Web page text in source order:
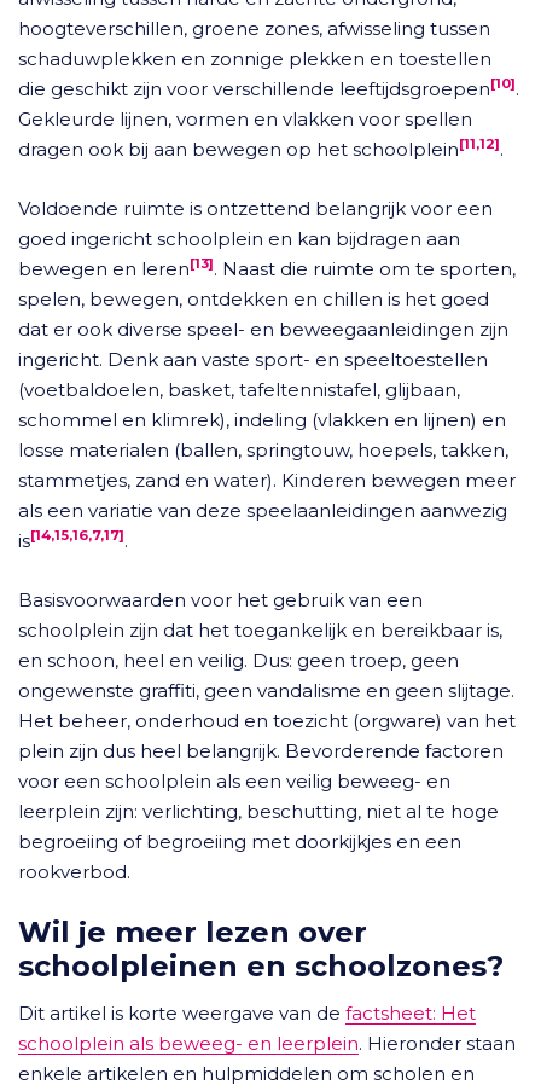
hoogteverschillen, groene zones, afwisseling tussen
schaduwplekken en zonnige plekken en toestellen
die geschikt zijn voor verschillende leeftijdsgroepen[10].
Gekleurde lijnen, vormen en vlakken voor spellen
dragen ook bij aan bewegen op het schoolplein[11,12].
Voldoende ruimte is ontzettend belangrijk voor een
goed ingericht schoolplein en kan bijdragen aan
bewegen en leren[13]. Naast die ruimte om te sporten,
spelen, bewegen, ontdekken en chillen is het goed
dat er ook diverse speel- en beweegaanleidingen zijn
ingericht. Denk aan vaste sport- en speeltoestellen
(voetbaldoelen, basket, tafeltennistafel, glijbaan,
schommel en klimrek), indeling (vlakken en lijnen) en
losse materialen (ballen, springtouw, hoepels, takken,
stammetjes, zand en water). Kinderen bewegen meer
als een variatie van deze speelaanleidingen aanwezig
is[14,15,16,7,17].
Basisvoorwaarden voor het gebruik van een
schoolplein zijn dat het toegankelijk en bereikbaar is,
en schoon, heel en veilig. Dus: geen troep, geen
ongewenste graffiti, geen vandalisme en geen slijtage.
Het beheer, onderhoud en toezicht (orgware) van het
plein zijn dus heel belangrijk. Bevorderende factoren
voor een schoolplein als een veilig beweeg- en
leerplein zijn: verlichting, beschutting, niet al te hoge
begroeiing of begroeiing met doorkijkjes en een
rookverbod.
Wil je meer lezen over
schoolpleinen en schoolzones?
Dit artikel is korte weergave van de factsheet: Het
schoolplein als beweeg- en leerplein. Hieronder staan
enkele artikelen en hulpmiddelen om scholen en